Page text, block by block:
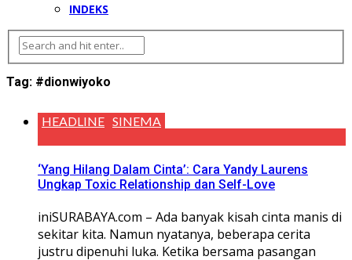
INDEKS
Tag: #dionwiyoko
HEADLINE SINEMA
‘Yang Hilang Dalam Cinta’: Cara Yandy Laurens
Ungkap Toxic Relationship dan Self-Love
iniSURABAYA.com – Ada banyak kisah cinta manis di
sekitar kita. Namun nyatanya, beberapa cerita
justru dipenuhi luka. Ketika bersama pasangan